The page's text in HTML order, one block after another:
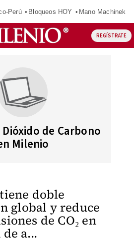
Perú Bloqueos HOY Mano Machinek
REGÍSTRATE
de Carbono
Milenio
doble
global y reduce
de CO₂ en
a...